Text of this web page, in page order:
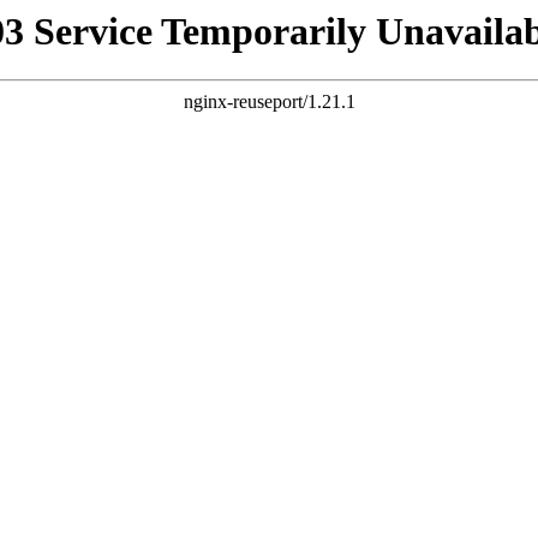
Service Temporarily
nginx-reuseport/1.21.1